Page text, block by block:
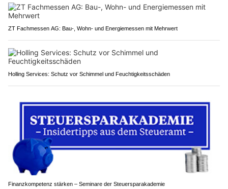
ZT Fachmessen AG: Bau-, Wohn- und Energiemessen mit Mehrwert
Holling Services: Schutz vor Schimmel und Feuchtigkeitsschäden
Finanzkompetenz stärken – Seminare der Steuersparakademie